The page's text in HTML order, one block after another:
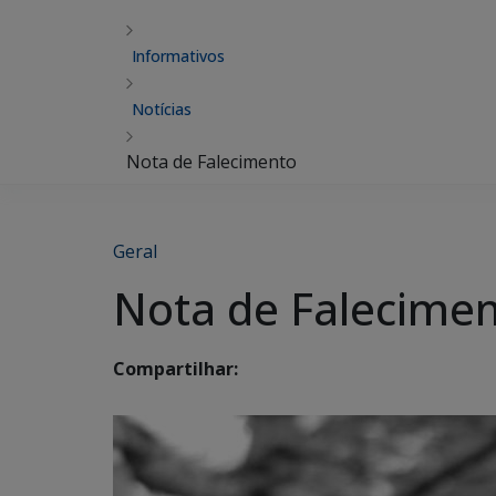
Informativos
Notícias
Nota de Falecimento
Geral
Nota de
Compartilhar: